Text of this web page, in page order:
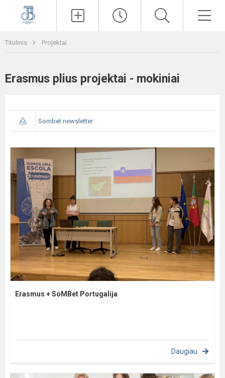
Titulinis Projektai
Erasmus plius projektai - mokiniai
Sombet newsletter
Erasmus + SoMBet Portugalija
Daugiau